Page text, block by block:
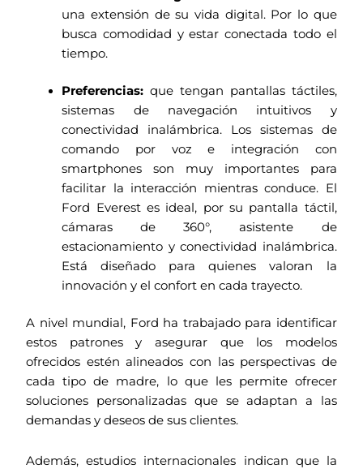
una extensión de su vida digital. Por lo que
busca comodidad y estar conectada todo el
tiempo.
Preferencias:que tengan pantallas táctiles,
sistemas de navegación intuitivos y
conectividad inalámbrica. Los sistemas de
comando por voz e integración con
smartphones son muy importantes para
facilitar la interacción mientras conduce. El
Ford Everest es ideal, por su pantalla táctil,
cámaras de 360°, asistente de
estacionamiento y conectividad inalámbrica.
Está diseñado para quienes valoran la
innovación y el confort en cada trayecto.
A nivel mundial, Ford ha trabajado para identificar
estos patrones y asegurar que los modelos
ofrecidos estén alineados con las perspectivas de
cada tipo de madre, lo que les permite ofrecer
soluciones personalizadas que se adaptan a las
demandas y deseos de sus clientes.
Además, estudios internacionales indican que la